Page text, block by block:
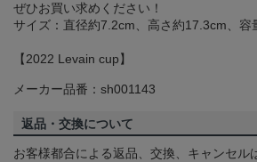
ぜひお買い求めください！
サイズ：直径約7.2cm、高さ約17.3cm、容
【2022 Levain cup】
メーカー品番：sh001143
返品・交換について
お客様都合による返品、交換、キャンセル